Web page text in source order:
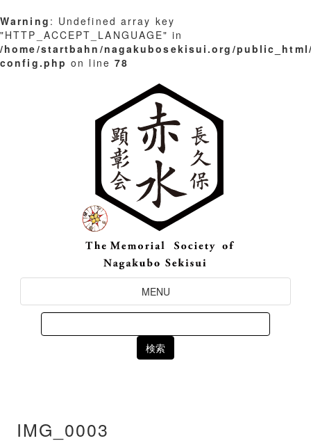
Warning : Undefined array key
"HTTP_ACCEPT_LANGUAGE" in
/home/startbahn/nagakubosekisui.org/
config.php on line 78
Toggle
Navigation
MENU
Search
for:
IMG_0003